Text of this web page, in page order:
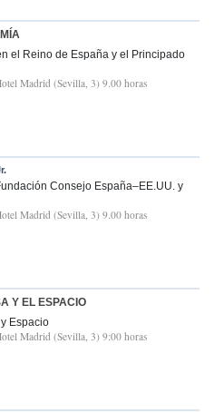
el Reino de España y el Principado
Madrid (Sevilla, 3) 9.00 horas
Consejo España–EE.UU. y
Madrid (Sevilla, 3) 9.00 horas
Y EL ESPACIO
Espacio
Madrid (Sevilla, 3) 9:00 horas